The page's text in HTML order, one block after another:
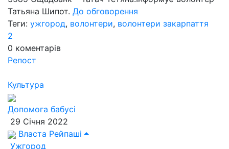
Татьяна Шипот. До обговорення
Теги: ужгород, волонтери, волонтери закарпаття
2
0 коментарів
Репост
Культура
Допомога бабусі
29 Січня 2022
Власта Рейпаші
Ужгород